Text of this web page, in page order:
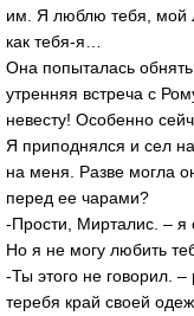
им. Я люблю тебя, мой
как тебя-я…
Она попыталась
утренняя встреча с
невесту! Особенно
Я приподнялся и сел
на меня. Разве могла
перед ее чарами?
-Прости, Мирталис. – я
Но я не могу любить
-Ты этого не говорил. –
теребя край своей